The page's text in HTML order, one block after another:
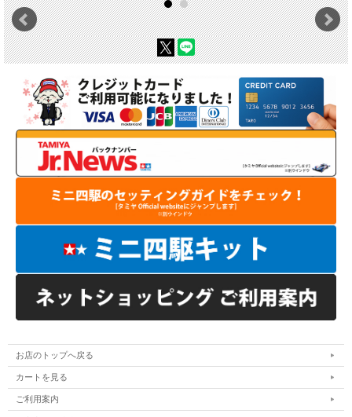
お店のトップへ戻る
カートを見る
ご利用案内